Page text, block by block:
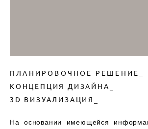
ПЛАНИРОВОЧНОЕ РЕШЕНИЕ_
КОНЦЕПЦИЯ ДИЗАЙНА_
3D ВИЗУАЛИЗАЦИЯ_
На основании имеющейся